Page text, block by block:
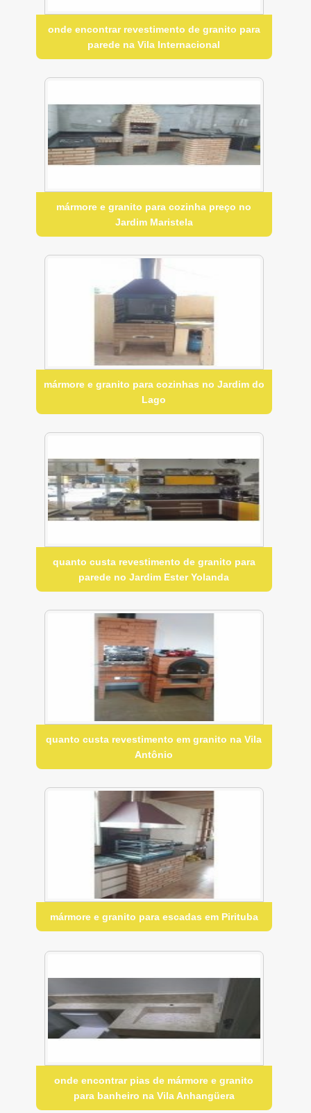
onde encontrar revestimento de granito para
parede na Vila Internacional
mármore e granito para cozinha preço no
Jardim Maristela
mármore e granito para cozinhas no Jardim do
Lago
quanto custa revestimento de granito para
parede no Jardim Ester Yolanda
quanto custa revestimento em granito na Vila
Antônio
mármore e granito para escadas em Pirituba
onde encontrar pias de mármore e granito
para banheiro na Vila Anhangüera